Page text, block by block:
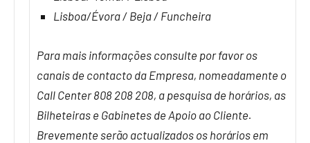
Lisboa/Évora / Beja / Funcheira
Para mais informações consulte por favor os
canais de contacto da Empresa, nomeadamente o
Call Center 808 208 208, a pesquisa de horários, as
Bilheteiras e Gabinetes de Apoio ao Cliente.
Brevemente serão actualizados os horários em